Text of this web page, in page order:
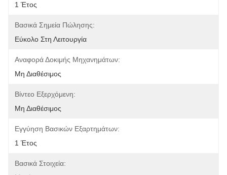
1 Έτος
Βασικά Σημεία Πώλησης:
Εύκολο Στη Λειτουργία
Αναφορά Δοκιμής Μηχανημάτων:
Μη Διαθέσιμος
Βίντεο Εξερχόμενη:
Μη Διαθέσιμος
Εγγύηση Βασικών Εξαρτημάτων:
1 Έτος
Βασικά Στοιχεία: